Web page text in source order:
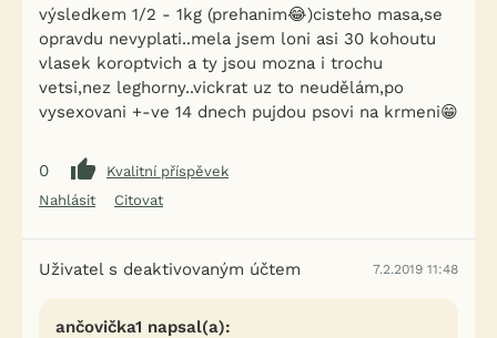
výsledkem 1/2 - 1kg (prehanim😂)cisteho masa,se
opravdu nevyplati..mela jsem loni asi 30 kohoutu
vlasek koroptvich a ty jsou mozna i trochu
vetsi,nez leghorny..vickrat uz to neudělám,po
vysexovani +-ve 14 dnech pujdou psovi na krmeni😁
0
Kvalitní příspěvek
Nahlásit
Citovat
Uživatel s deaktivovaným účtem 7.2.2019 11:48
ančovička1 napsal(a):